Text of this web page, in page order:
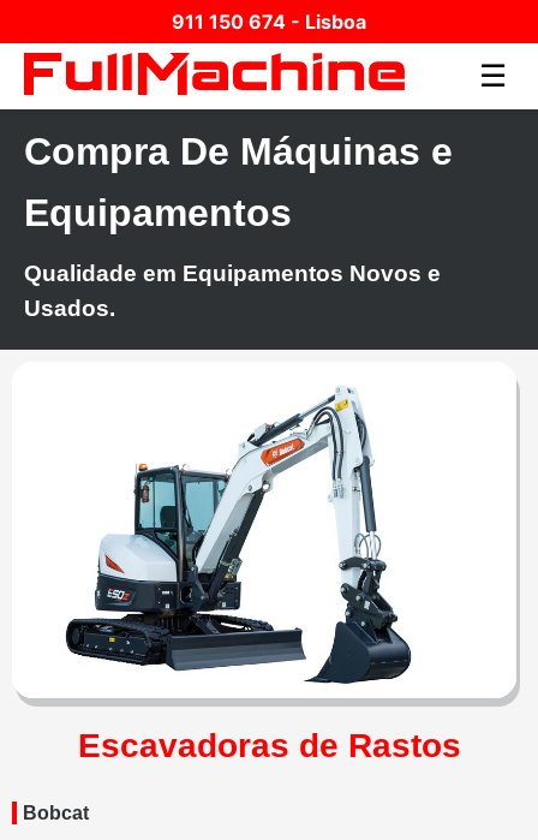
911 150 674 - Lisboa
☰
Compra De Máquinas e
Equipamentos
Qualidade em Equipamentos Novos e
Usados.
Escavadoras de Rastos
Bobcat